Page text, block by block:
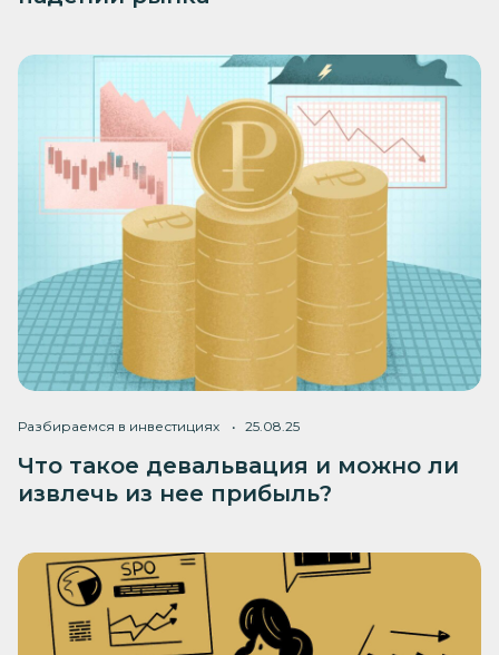
Разбираемся в инвестициях 25.08.25
Что такое девальвация и можно ли
извлечь из нее прибыль?